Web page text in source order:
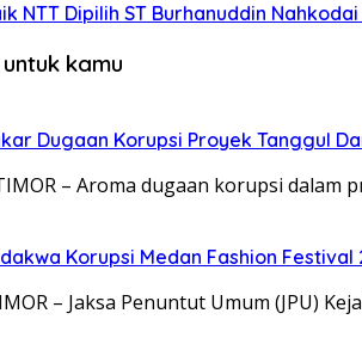
NTT Dipilih ST Burhanuddin
kamu
Dugaan Korupsi Proyek Tanggul
– Aroma dugaan korupsi
Korupsi Medan Fashion
– Jaksa Penuntut Umum (JPU)